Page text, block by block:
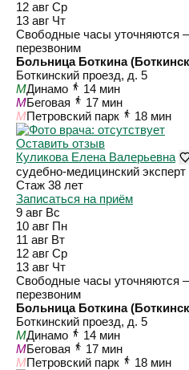
12 авг Ср
13 авг Чт
Свободные часы уточняются
перезвоним
Больница Боткина
Боткинский проезд, д. 5
MДинамо
14 мин
MБеговая
17 мин
MПетровский парк
18 мин
Оставить отзыв
Куликова Елена Валерьевна
судебно-медицинский эксперт
Стаж 38 лет
Записаться на приём
9 авг Вс
10 авг Пн
11 авг Вт
12 авг Ср
13 авг Чт
Свободные часы уточняются
перезвоним
Больница Боткина
Боткинский проезд, д. 5
MДинамо
14 мин
MБеговая
17 мин
MПетровский парк
18 мин